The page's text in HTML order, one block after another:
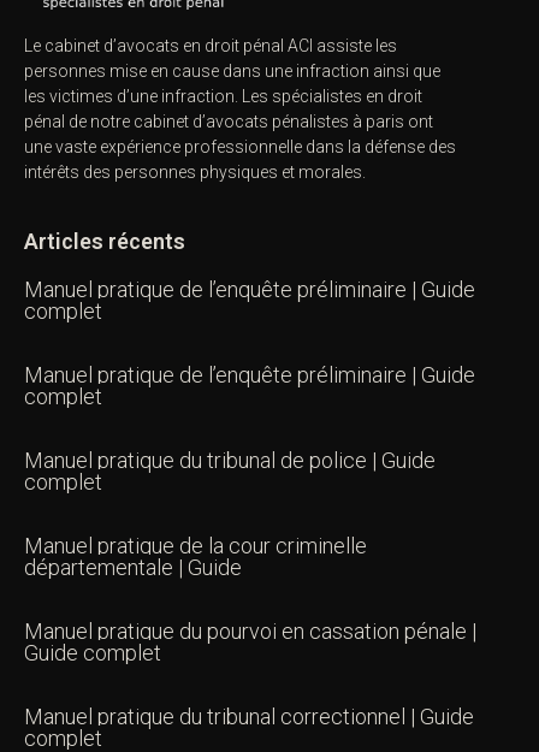
Le cabinet d’avocats en droit pénal ACI assiste les
personnes mise en cause dans une infraction ainsi que
les victimes d’une infraction. Les spécialistes en droit
pénal de notre cabinet d’avocats pénalistes à paris ont
une vaste expérience professionnelle dans la défense des
intérêts des personnes physiques et morales.
Articles récents
Manuel pratique de l’enquête préliminaire | Guide
complet
Manuel pratique de l’enquête préliminaire | Guide
complet
Manuel pratique du tribunal de police | Guide
complet
Manuel pratique de la cour criminelle
départementale | Guide
Manuel pratique du pourvoi en cassation pénale |
Guide complet
Manuel pratique du tribunal correctionnel | Guide
complet